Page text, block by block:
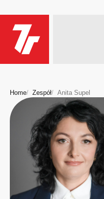
Home Zespół Anita Supel